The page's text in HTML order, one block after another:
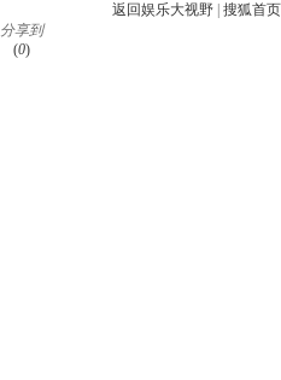
返回娱乐大视野 搜狐首页
分享到
(0)